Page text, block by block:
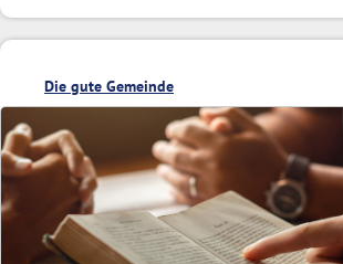
Die gute Gemeinde